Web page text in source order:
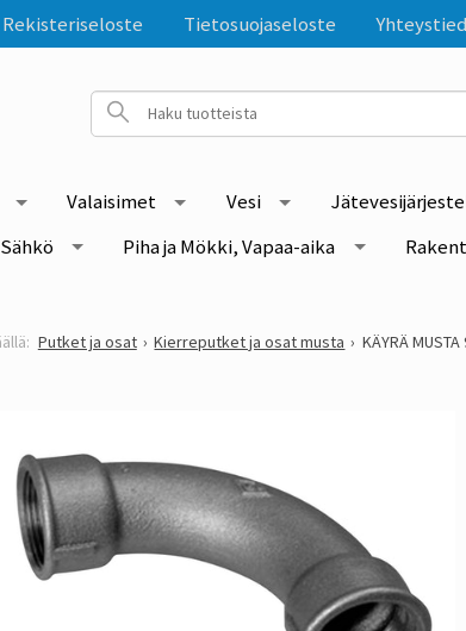
Rekisteriseloste Tietosuojaseloste
Valaisimet Vesi
Sähkö Piha ja Mökki, Vapaa-aika
Putket ja osat Kierreputket ja osat musta KÄYRÄ